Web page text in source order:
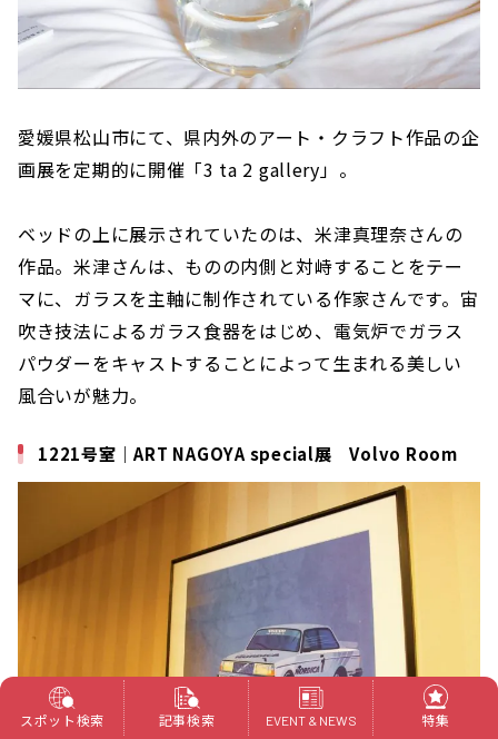
愛媛県松山市にて、県内外のアート・クラフト作品の企
画展を定期的に開催「3 ta 2 gallery」。
ベッドの上に展示されていたのは、米津真理奈さんの
作品。米津さんは、ものの内側と対峙することをテー
マに、ガラスを主軸に制作されている作家さんです。宙
吹き技法によるガラス食器をはじめ、電気炉でガラス
パウダーをキャストすることによって生まれる美しい
風合いが魅力。
1221号室｜ART NAGOYA special展 Volvo Room
スポット検索 記事検索 EVENT & NEWS 特集